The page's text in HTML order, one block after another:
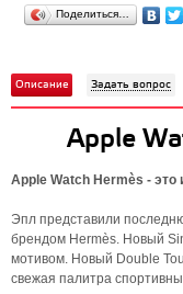
Поделиться…
Описание Задать вопрос
Apple
Apple Watch Hermès - это
Эпл представили
брендом Hermès. Новый
мотивом. Новый Double
свежая палитра